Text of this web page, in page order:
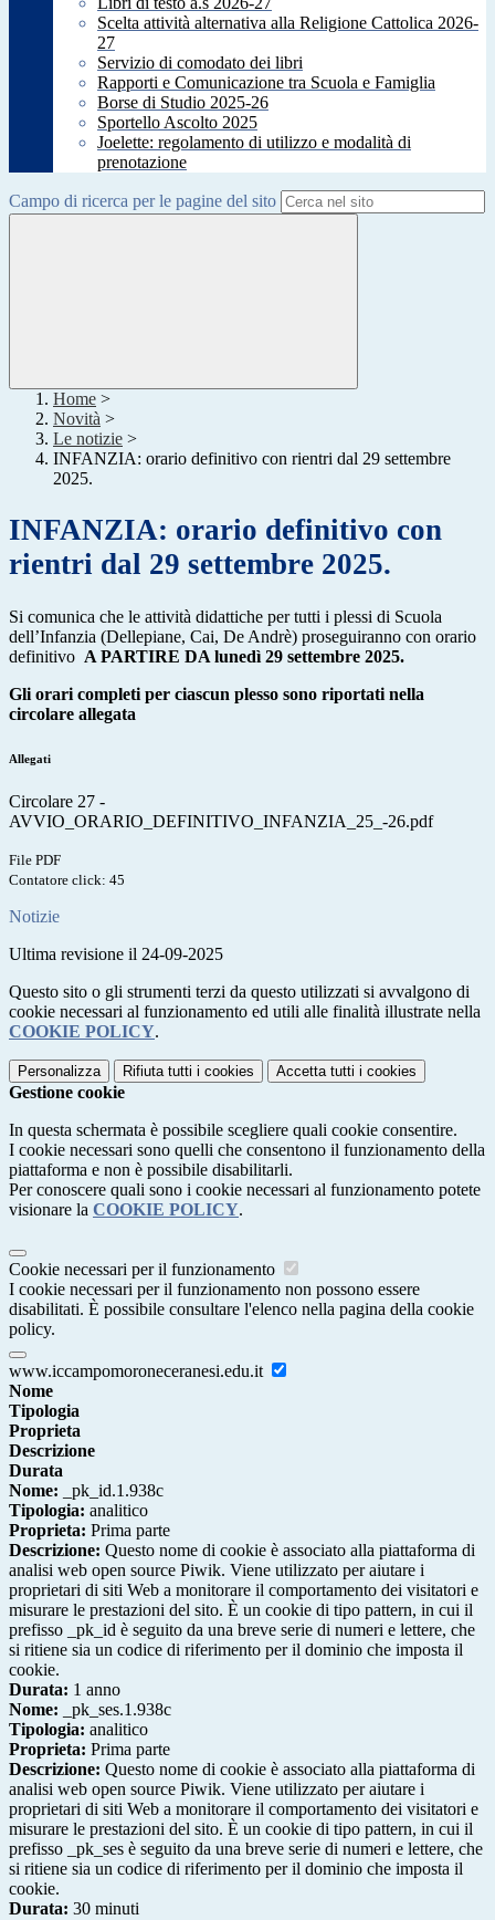
Scelta attività alternativa alla Religione Cattolica 2026-
27
Servizio di comodato dei libri
Rapporti e Comunicazione tra Scuola e Famiglia
Borse di Studio 2025-26
Sportello Ascolto 2025
Joelette: regolamento di utilizzo e modalità di
prenotazione
Campo di ricerca per le pagine del sito
Home >
Novità >
Le notizie >
INFANZIA: orario definitivo con rientri dal 29 settembre
2025.
INFANZIA: orario definitivo con
rientri dal 29 settembre 2025.
Si comunica che le attività didattiche per tutti i plessi di Scuola
dell’Infanzia (Dellepiane, Cai, De Andrè) proseguiranno con orario
definitivo A PARTIRE DA lunedì 29 settembre 2025.
Gli orari completi per ciascun plesso sono riportati nella
circolare allegata
Allegati
Circolare 27 -
AVVIO_ORARIO_DEFINITIVO_INFANZIA_25_-26.pdf
File PDF
Contatore click: 45
Notizie
Ultima revisione il 24-09-2025
Questo sito o gli strumenti terzi da questo utilizzati si avvalgono di
cookie necessari al funzionamento ed utili alle finalità illustrate nella
COOKIE POLICY.
Personalizza Rifiuta tutti i cookies Accetta tutti i cookies
Gestione cookie
In questa schermata è possibile scegliere quali cookie consentire.
I cookie necessari sono quelli che consentono il funzionamento della
piattaforma e non è possibile disabilitarli.
Per conoscere quali sono i cookie necessari al funzionamento potete
visionare la COOKIE POLICY.
Cookie necessari per il funzionamento
I cookie necessari per il funzionamento non possono essere
disabilitati. È possibile consultare l'elenco nella pagina della cookie
policy.
www.iccampomoroneceranesi.edu.it
Nome
Tipologia
Proprieta
Descrizione
Durata
Nome: _pk_id.1.938c
Tipologia: analitico
Proprieta: Prima parte
Descrizione: Questo nome di cookie è associato alla piattaforma di
analisi web open source Piwik. Viene utilizzato per aiutare i
proprietari di siti Web a monitorare il comportamento dei visitatori e
misurare le prestazioni del sito. È un cookie di tipo pattern, in cui il
prefisso _pk_id è seguito da una breve serie di numeri e lettere, che
si ritiene sia un codice di riferimento per il dominio che imposta il
cookie.
Durata: 1 anno
Nome: _pk_ses.1.938c
Tipologia: analitico
Proprieta: Prima parte
Descrizione: Questo nome di cookie è associato alla piattaforma di
analisi web open source Piwik. Viene utilizzato per aiutare i
proprietari di siti Web a monitorare il comportamento dei visitatori e
misurare le prestazioni del sito. È un cookie di tipo pattern, in cui il
prefisso _pk_ses è seguito da una breve serie di numeri e lettere, che
si ritiene sia un codice di riferimento per il dominio che imposta il
cookie.
Durata: 30 minuti